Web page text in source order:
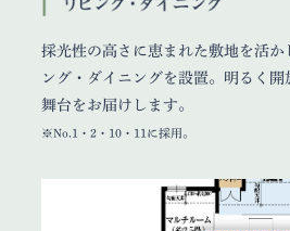
採光性の高さに恵まれた敷地を活か
ング・ダイニングを設置。明るく
舞台をお届けします。
※No.1・2・10・11に採用。